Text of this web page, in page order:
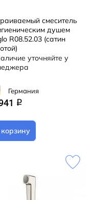
смеситель
душем
R08.52.03 (сатин
уточняйте у
Германия
q